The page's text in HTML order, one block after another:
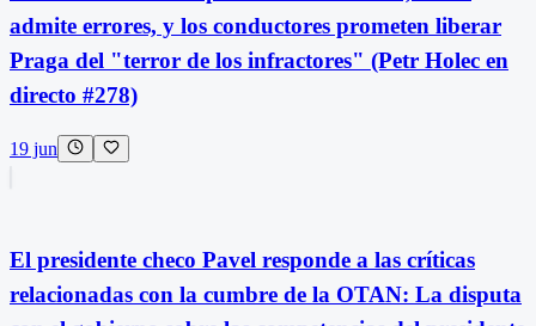
admite errores, y los conductores prometen liberar
Praga del "terror de los infractores" (Petr Holec en
directo #278)
19 jun
El presidente checo Pavel responde a las críticas
relacionadas con la cumbre de la OTAN: La disputa